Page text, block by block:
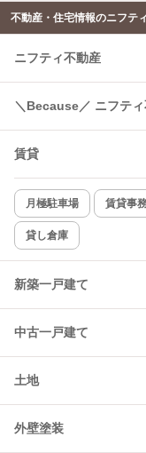
エアコンあり
温水洗浄便座
コンロ2口以上
新着のみ
該当件数:
10
不動産・住宅情報のニフテ
ニフティ不動産
＼Because／ ニフテ
賃貸
月極駐車場 賃貸事
貸し倉庫
新築一戸建て
中古一戸建て
土地
外壁塗装